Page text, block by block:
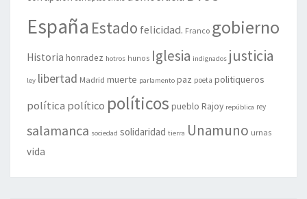
España Estado felicidad. Franco gobierno
Historia honradez hotros hunos Iglesia indignados justicia
ley libertad Madrid muerte parlamento paz poeta politiqueros
política político políticos pueblo Rajoy república rey
salamanca sociedad solidaridad tierra Unamuno urnas
vida